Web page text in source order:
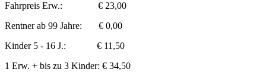
Fahrpreis Erw.: € 23,00
Rentner ab 99 Jahre: € 0,00
Kinder 5 - 16 J.: € 11,50
1 Erw. + bis zu 3 Kinder: € 34,50